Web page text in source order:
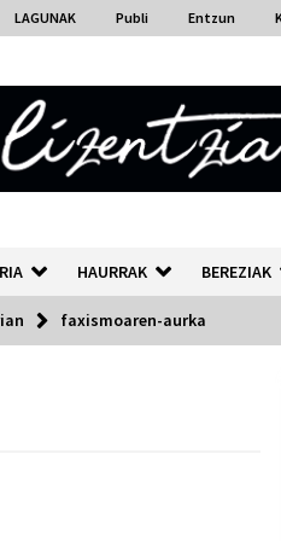
LAGUNAK Publi Entzun
HAURRAK BEREZIAK
faxismoaren-aurka